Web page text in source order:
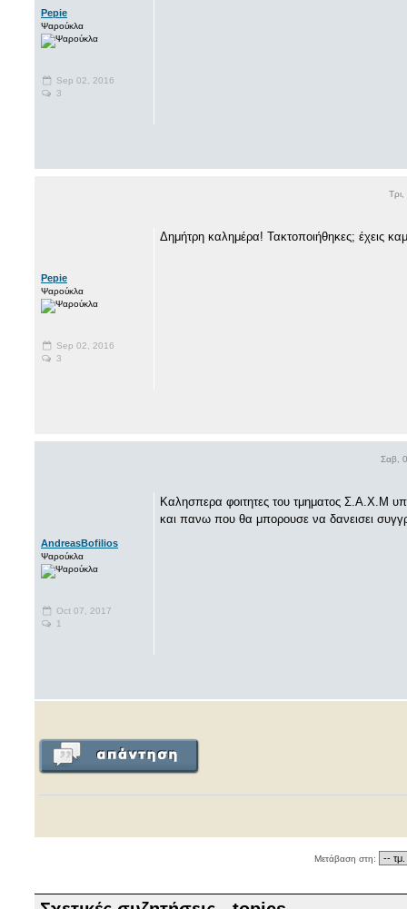
Pepie
Ψαρούκλα
Sep 02, 2016
3
Pepie
Ψαρούκλα
Sep 02, 2016
3
Δημήτρη καλημέρα! Τακτοποιήθηκες; έχεις
Σαβ,
AndreasBofilios
Ψαρούκλα
Oct 07, 2017
1
Καλησπερα φοιτητες του τμηματος Σ.Α.Χ.Μ
και πανω που θα μπορουσε να δανεισει
Μετάβαση στη: